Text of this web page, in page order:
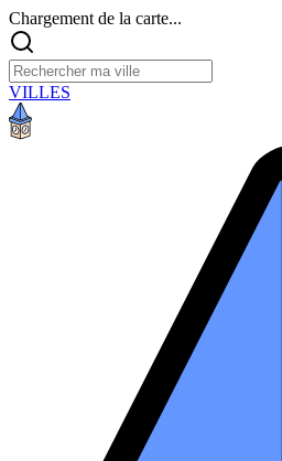
Chargement de la carte...
VILLES